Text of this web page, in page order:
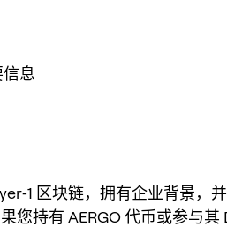
息
区块链，拥有企业背景，
您持有 AERGO 代币或参与其